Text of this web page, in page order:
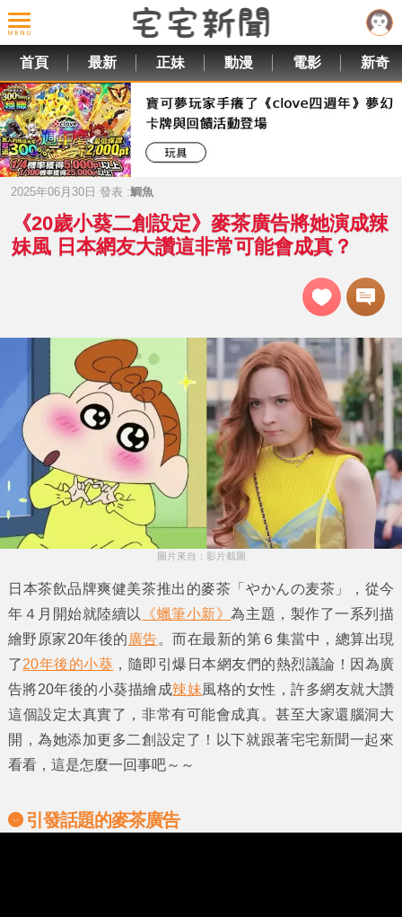
首頁 最新 正妹 動漫 電影 新奇
2025年06月30日 發表 :鯛魚
《20歲小葵二創設定》麥茶廣告將她演成辣
妹風 日本網友大讚這非常可能會成真？
圖片來自：影片截圖
日本茶飲品牌爽健美茶推出的麥茶 「やかんの麦茶」
，從今
年４月開始就陸續以
《蠟筆小新》為主題，製作了一系列描
繪野原家20年後的 廣告。而在最新的第６集當中，總算出現
了20年後的小葵 ，隨即引爆日本網友們的熱烈議論！因為廣
告將20年後的小葵描繪成辣妹風格的女性，許多網友就大讚
這個設定太真實了，非常有可能會成真。甚至大家還腦洞大
開，為她添加更多二創設定了！以下就跟著宅宅新聞一起來
看看，這是怎麼一回事吧～～
引發話題的麥茶廣告